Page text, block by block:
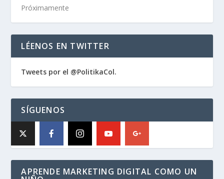
Próximamente
LÉENOS EN TWITTER
Tweets por el @PolitikaCol.
SÍGUENOS
APRENDE MARKETING DIGITAL COMO UN